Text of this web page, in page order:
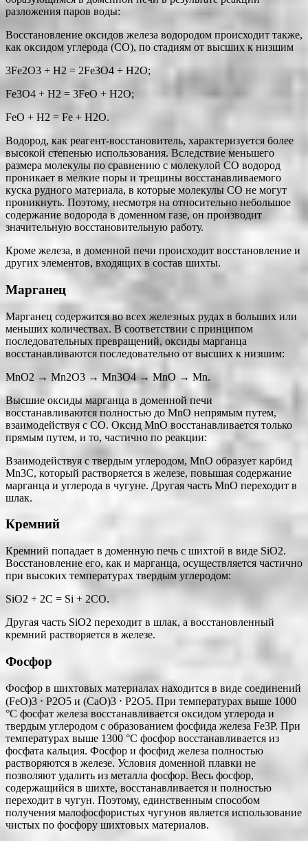
разложения паров воды:
Восстановление оксидов железа водородом происходит также,
как оксидом углерода (СО), по стадиям от высших к низшим
3Fe2O3 + H2 = 2Fe3O4 + H2O;
Fe3O4 + H2 = 3FeO + H2O;
FeO + H2 = Fe + H2O.
Водород, как реагент-восстановитель, характеризуется более
высокой степенью использования. Вследствие меньшего
размера молекулы по сравнению с молекулой СО водород
проникает в мелкие поры и трещины восстанавливаемого
куска рудного материала, в которые молекулы СО не могут
проникнуть. Поэтому, несмотря на относительно небольшое
содержание водорода в доменном газе, он производит
значительную восстановительную работу.
Кроме железа, в доменной печи происходит восстановление и
других элементов, входящих в состав шихты.
Марганец
Марганец содержится во всех железных рудах в больших или
меньших количествах. В соответствии с принципом
последовательных превращений, оксиды марганца
восстанавливаются последовательно от высших к низшим:
MnO2 → Mn2O3 → Mn3O4 → MnO → Mn.
Высшие оксиды марганца в доменной печи
восстанавливаются полностью до MnO непрямым путем,
взаимодействуя с СО. Оксид MnO восстанавливается только
прямым путем, и то, частично по реакции:
Взаимодействуя с твердым углеродом, MnO образует карбид
Mn3C, который растворяется в железе, повышая содержание
марганца и углерода в чугуне. Другая часть MnO переходит в
шлак.
Кремний
Кремний попадает в доменную печь с шихтой в виде SiO2.
Восстановление его, как и марганца, осуществляется частично
при высоких температурах твердым углеродом:
SiO2 + 2C = Si + 2CO.
Другая часть SiO2 переходит в шлак, а восстановленный
кремний растворяется в железе.
Фосфор
Фосфор в шихтовых материалах находится в виде соединений
(FeO)3 ⋅ P2O5 и (СаО)3 ⋅ P2O5. При температурах выше 1000
°С фосфат железа восстанавливается оксидом углерода и
твердым углеродом с образованием фосфида железа Fe3P. При
температурах выше 1300 °С фосфор восстанавливается из
фосфата кальция. Фосфор и фосфид железа полностью
растворяются в железе. Условия доменной плавки не
позволяют удалить из металла фосфор. Весь фосфор,
содержащийся в шихте, восстанавливается и полностью
переходит в чугун. Поэтому, единственным способом
получения малофосфористых чугунов является использование
чистых по фосфору шихтовых материалов.